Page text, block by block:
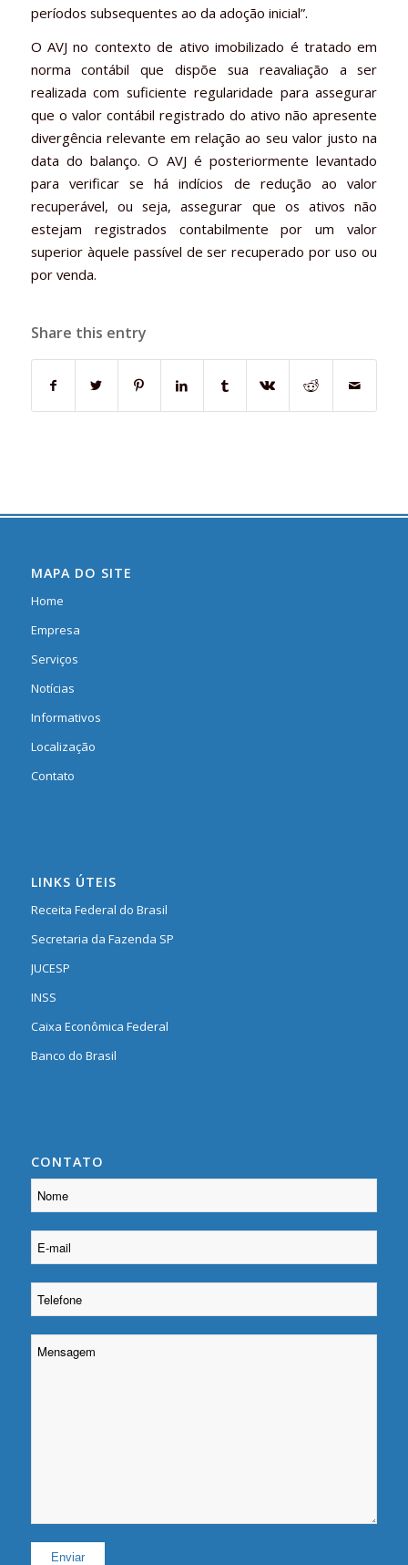
períodos subsequentes ao da adoção inicial”.
O AVJ no contexto de ativo imobilizado é tratado em
norma contábil que dispõe sua reavaliação a ser
realizada com suficiente regularidade para assegurar
que o valor contábil registrado do ativo não apresente
divergência relevante em relação ao seu valor justo na
data do balanço. O AVJ é posteriormente levantado
para verificar se há indícios de redução ao valor
recuperável, ou seja, assegurar que os ativos não
estejam registrados contabilmente por um valor
superior àquele passível de ser recuperado por uso ou
por venda.
Share this entry
MAPA DO SITE
Home
Empresa
Serviços
Notícias
Informativos
Localização
Contato
LINKS ÚTEIS
Receita Federal do Brasil
Secretaria da Fazenda SP
JUCESP
INSS
Caixa Econômica Federal
Banco do Brasil
CONTATO
Please leave this field empty.